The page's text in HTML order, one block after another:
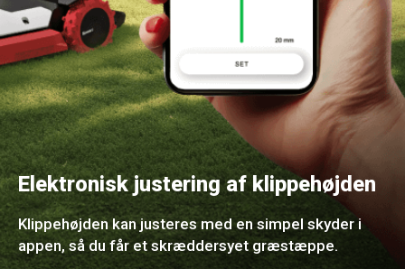
Elektronisk justering af klippehøjden
Klippehøjden kan justeres med en simpel skyder i
appen, så du får et skræddersyet græstæppe.